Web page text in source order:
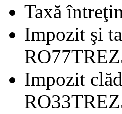
Taxă
Impozit şi
Impozit